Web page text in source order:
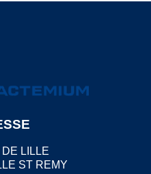
LILLE
ST REMY